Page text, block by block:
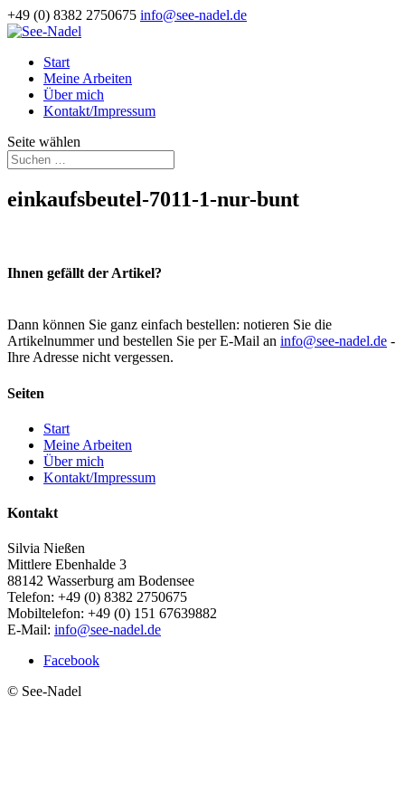
+49 (0) 8382 2750675 info@see-nadel.de
Start
Meine Arbeiten
Über mich
Kontakt/Impressum
Seite wählen
einkaufsbeutel-7011-1-nur-bunt
Ihnen gefällt der Artikel?
Dann können Sie ganz einfach bestellen: notieren Sie die
Artikelnummer und bestellen Sie per E-Mail an info@see-nadel.de -
Ihre Adresse nicht vergessen.
Seiten
Start
Meine Arbeiten
Über mich
Kontakt/Impressum
Kontakt
Silvia Nießen
Mittlere Ebenhalde 3
88142 Wasserburg am Bodensee
Telefon: +49 (0) 8382 2750675
Mobiltelefon: +49 (0) 151 67639882
E-Mail: info@see-nadel.de
Facebook
© See-Nadel